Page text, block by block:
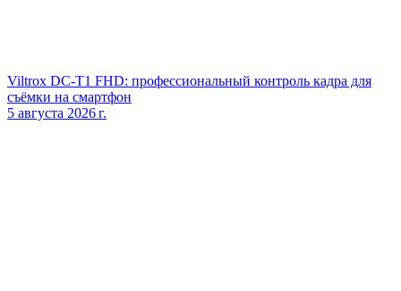
Viltrox DC‑T1 FHD: профессиональный контроль кадра для
съёмки на смартфон
5 августа 2026 г.